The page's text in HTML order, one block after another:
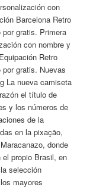
con
Barcelona Retro
gratis. Primera
con nombre y
Retro
gratis. Nuevas
La nueva camiseta
el título de
y los números de
de la
en la pixação,
donde
propio Brasil, en
selección
mayores